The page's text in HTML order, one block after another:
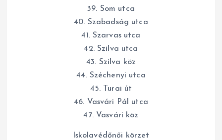
39. Som utca
40. Szabadság utca
41. Szarvas utca
42. Szilva utca
43. Szilva köz
44. Széchenyi utca
45. Turai út
46. Vasvári Pál utca
47. Vasvári köz
Iskolavédőnői körzet